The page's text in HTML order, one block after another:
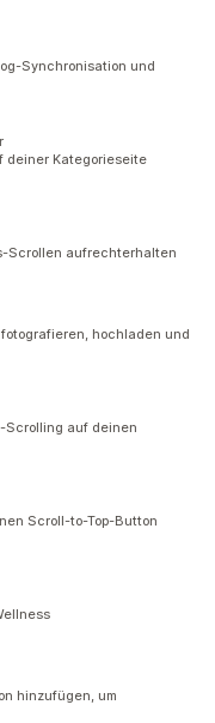
Synchronisation und
deiner Kategorieseite
Scrollen aufrechterhalten
hochladen und
auf deinen
Scroll-to-Top-Button
hinzufügen, um